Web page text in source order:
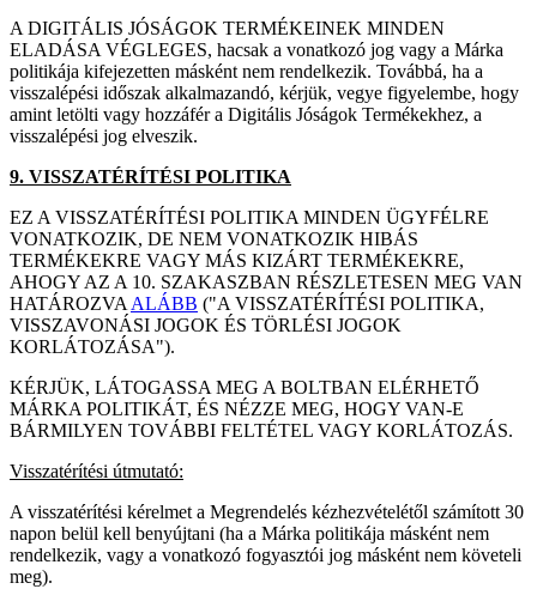
A DIGITÁLIS JÓSÁGOK TERMÉKEINEK MINDEN
ELADÁSA VÉGLEGES, hacsak a vonatkozó jog vagy a Márka
politikája kifejezetten másként nem rendelkezik. Továbbá, ha a
visszalépési időszak alkalmazandó, kérjük, vegye figyelembe, hogy
amint letölti vagy hozzáfér a Digitális Jóságok Termékekhez, a
visszalépési jog elveszik.
9. VISSZATÉRÍTÉSI POLITIKA
EZ A VISSZATÉRÍTÉSI POLITIKA MINDEN ÜGYFÉLRE
VONATKOZIK, DE NEM VONATKOZIK HIBÁS
TERMÉKEKRE VAGY MÁS KIZÁRT TERMÉKEKRE,
AHOGY AZ A 10. SZAKASZBAN RÉSZLETESEN MEG VAN
HATÁROZVA ALÁBB ("A VISSZATÉRÍTÉSI POLITIKA,
VISSZAVONÁSI JOGOK ÉS TÖRLÉSI JOGOK
KORLÁTOZÁSA").
KÉRJÜK, LÁTOGASSA MEG A BOLTBAN ELÉRHETŐ
MÁRKA POLITIKÁT, ÉS NÉZZE MEG, HOGY VAN-E
BÁRMILYEN TOVÁBBI FELTÉTEL VAGY KORLÁTOZÁS.
Visszatérítési útmutató:
A visszatérítési kérelmet a Megrendelés kézhezvételétől számított 30
napon belül kell benyújtani (ha a Márka politikája másként nem
rendelkezik, vagy a vonatkozó fogyasztói jog másként nem követeli
meg).